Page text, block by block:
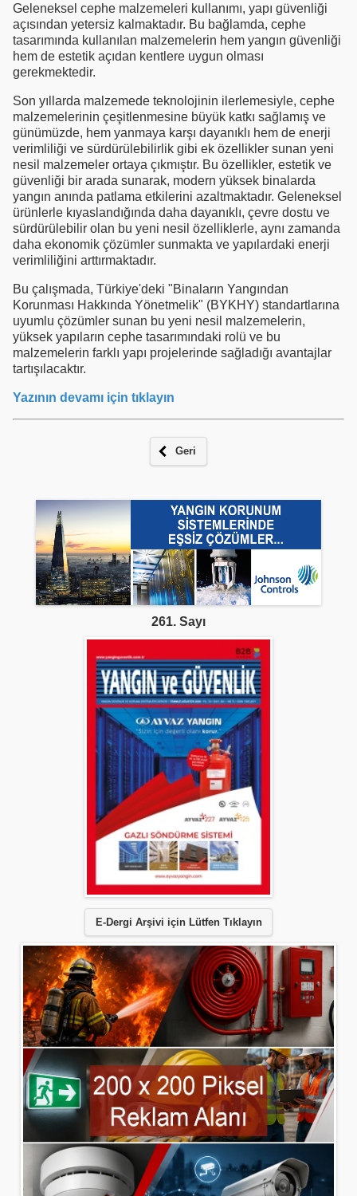
Geleneksel cephe malzemeleri kullanımı, yapı güvenliği
açısından yetersiz kalmaktadır. Bu bağlamda, cephe
tasarımında kullanılan malzemelerin hem yangın güvenliği
hem de estetik açıdan kentlere uygun olması
gerekmektedir.
Son yıllarda malzemede teknolojinin ilerlemesiyle, cephe
malzemelerinin çeşitlenmesine büyük katkı sağlamış ve
günümüzde, hem yanmaya karşı dayanıklı hem de enerji
verimliliği ve sürdürülebilirlik gibi ek özellikler sunan yeni
nesil malzemeler ortaya çıkmıştır. Bu özellikler, estetik ve
güvenliği bir arada sunarak, modern yüksek binalarda
yangın anında patlama etkilerini azaltmaktadır. Geleneksel
ürünlerle kıyaslandığında daha dayanıklı, çevre dostu ve
sürdürülebilir olan bu yeni nesil özelliklerle, aynı zamanda
daha ekonomik çözümler sunmakta ve yapılardaki enerji
verimliliğini arttırmaktadır.
Bu çalışmada, Türkiye'deki "Binaların Yangından
Korunması Hakkında Yönetmelik" (BYKHY) standartlarına
uyumlu çözümler sunan bu yeni nesil malzemelerin,
yüksek yapıların cephe tasarımındaki rolü ve bu
malzemelerin farklı yapı projelerinde sağladığı avantajlar
tartışılacaktır.
Yazının devamı için tıklayın
Geri
261. Sayı
E-Dergi Arşivi için Lütfen Tıklayın